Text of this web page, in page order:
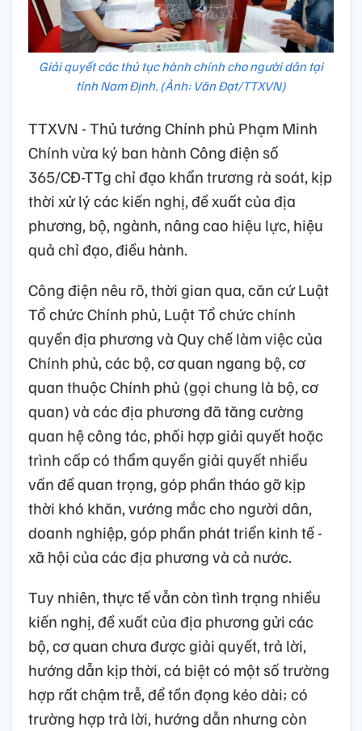
Giải quyết các thủ tục hành chính cho người dân tại
tỉnh Nam Định. (Ảnh: Văn Đạt/TTXVN)
TTXVN - Thủ tướng Chính phủ Phạm Minh
Chính vừa ký ban hành Công điện số
365/CĐ-TTg chỉ đạo khẩn trương rà soát, kịp
thời xử lý các kiến nghị, đề xuất của địa
phương, bộ, ngành, nâng cao hiệu lực, hiệu
quả chỉ đạo, điều hành.
Công điện nêu rõ, thời gian qua, căn cứ Luật
Tổ chức Chính phủ, Luật Tổ chức chính
quyền địa phương và Quy chế làm việc của
Chính phủ, các bộ, cơ quan ngang bộ, cơ
quan thuộc Chính phủ (gọi chung là bộ, cơ
quan) và các địa phương đã tăng cường
quan hệ công tác, phối hợp giải quyết hoặc
trình cấp có thẩm quyền giải quyết nhiều
vấn đề quan trọng, góp phần tháo gỡ kịp
thời khó khăn, vướng mắc cho người dân,
doanh nghiệp, góp phần phát triển kinh tế -
xã hội của các địa phương và cả nước.
Tuy nhiên, thực tế vẫn còn tình trạng nhiều
kiến nghị, đề xuất của địa phương gửi các
bộ, cơ quan chưa được giải quyết, trả lời,
hướng dẫn kịp thời, cá biệt có một số trường
hợp rất chậm trễ, để tồn đọng kéo dài; có
trường hợp trả lời, hướng dẫn nhưng còn